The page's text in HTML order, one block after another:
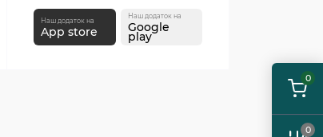
0
0
Наш додаток на
App store
Наш додаток на
Google
play